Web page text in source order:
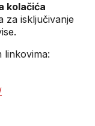
kolačića
za isključivanje
linkovima: